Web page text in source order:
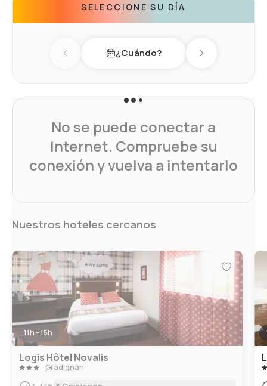
SELECCIONE SU DÍA
Previous day¿Cuándo? Next day
No se puede conectar a
Internet. Compruebe su
conexión y vuelva a intentarlo
Nuestros hoteles cercanos
11h - 15h
Logis Hôtel Novalis
Gradignan